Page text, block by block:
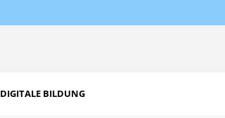
DIGITALE BILDUNG